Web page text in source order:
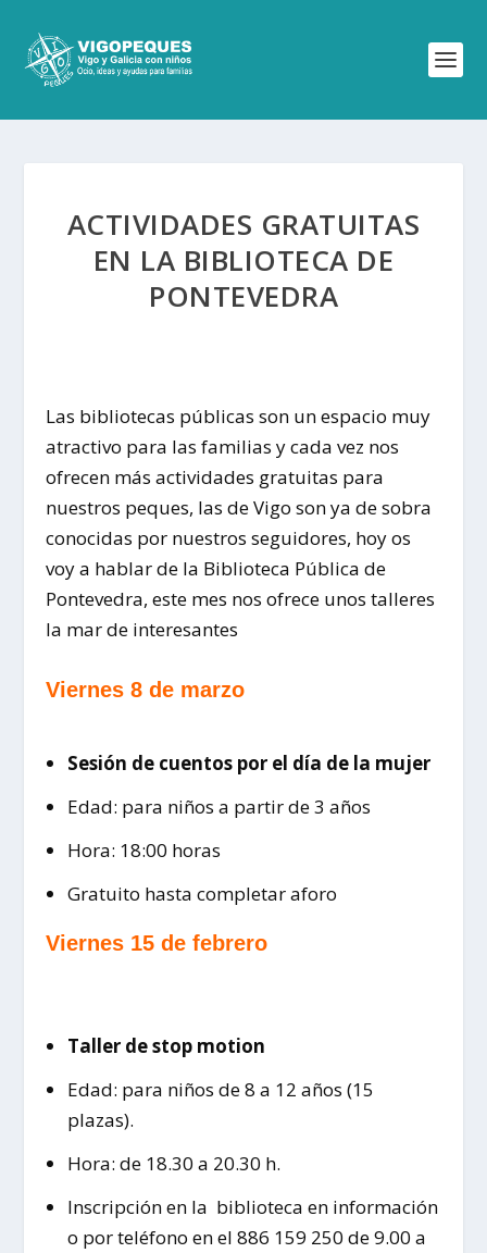
ACTIVIDADES GRATUITAS
EN LA BIBLIOTECA DE
PONTEVEDRA
Las bibliotecas públicas son un espacio muy
atractivo para las familias y cada vez nos
ofrecen más actividades gratuitas para
nuestros peques, las de Vigo son ya de sobra
conocidas por nuestros seguidores, hoy os
voy a hablar de la Biblioteca Pública de
Pontevedra, este mes nos ofrece unos talleres
la mar de interesantes
Viernes 8 de marzo
Sesión de cuentos por el día de la mujer
Edad: para niños a partir de 3 años
Hora: 18:00 horas
Gratuito hasta completar aforo
Viernes 15 de febrero
Taller de stop motion
Edad: para niños de 8 a 12 años (15
plazas).
Hora: de 18.30 a 20.30 h.
Inscripción en la biblioteca en información
o por teléfono en el 886 159 250 de 9.00 a